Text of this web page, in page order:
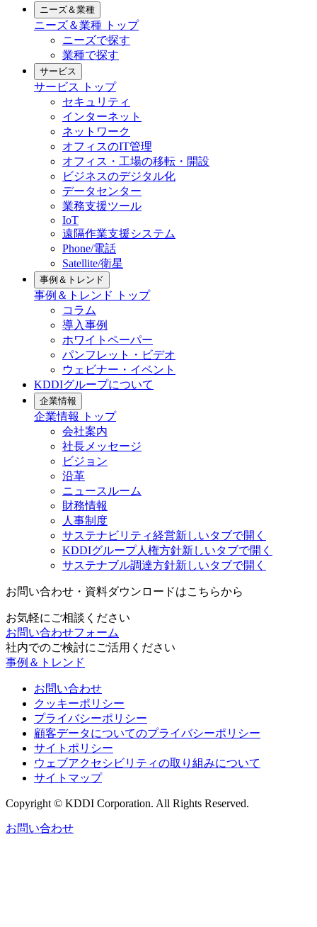
ニーズ＆業種
ニーズ＆業種 トップ
ニーズで探す
業種で探す
サービス
サービス
トップ
セキュリティ
インターネット
ネットワーク
オフィスのIT管理
オフィス・工場の移転・開設
ビジネスのデジタル化
データセンター
業務支援ツール
IoT
遠隔作業支援システム
Phone/電話
Satellite/衛星
事例＆トレンド
事例＆トレンド
トップ
コラム
導入事例
ホワイトペーパー
パンフレット・ビデオ
ウェビナー・イベント
KDDIグループについて
企業情報
企業情報
トップ
会社案内
社長メッセージ
ビジョン
沿革
ニュースルーム
財務情報
人事制度
サステナビリティ経営新しいタブで開く
KDDIグループ人権方針新しいタブで開く
サステナブル調達方針新しいタブで開く
お問い合わせ・資料ダウンロードはこちらから
お気軽にご相談ください
お問い合わせフォーム
社内でのご検討にご活用ください
事例＆トレンド
お問い合わせ
クッキーポリシー
プライバシーポリシー
顧客データについてのプライバシーポリシー
サイトポリシー
ウェブアクセシビリティの取り組みについて
サイトマップ
Copyright © KDDI Corporation. All Rights Reserved.
お問い合わせ